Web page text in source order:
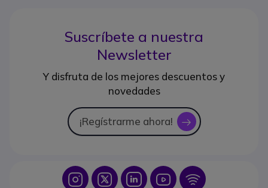
Suscríbete a nuestra
Newsletter
Y disfruta de los mejores descuentos y
novedades
¡Regístrarme ahora! icon
Icon IconIcon Icon Icon